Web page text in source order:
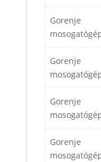
Gorenje
Gorenje
Gorenje
Gorenje